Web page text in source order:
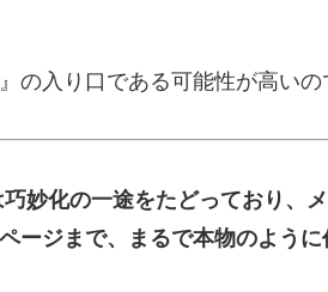
の入り口である可能性が高いの
妙化の一途をたどっており、
ージまで、まるで本物のように